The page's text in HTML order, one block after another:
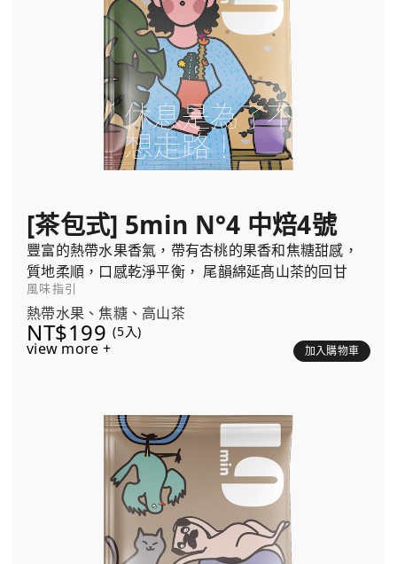
[茶包式] 5min N°4 中焙4號
豐富的熱帶水果香氣，帶有杏桃的果香和焦糖甜感，
質地柔順，口感乾淨平衡， 尾韻綿延髙山茶的回甘
風味指引
熱帶水果、焦糖、高山茶
NT$199 (5入)
view more + 加入購物車